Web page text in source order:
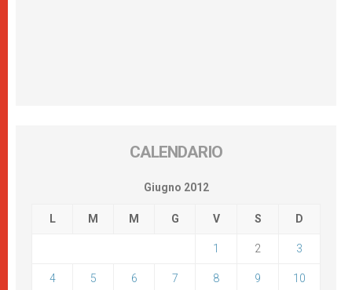
CALENDARIO
Giugno 2012
L M M G V S D
1 2 3
4 5 6 7 8 9 10